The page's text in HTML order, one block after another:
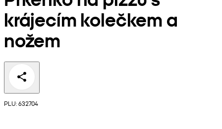
krájecím kolečkem a
nožem
PLU: 632704